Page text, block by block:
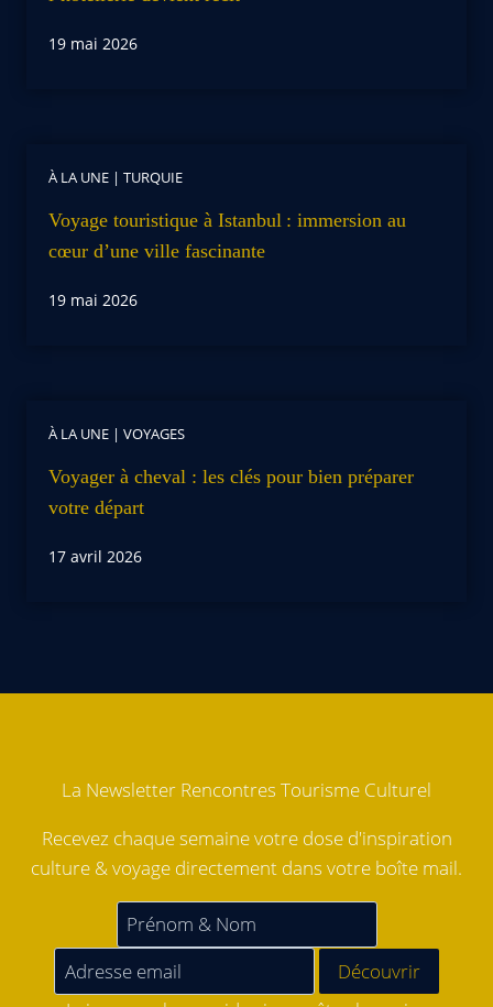
19 mai 2026
À LA UNE | TURQUIE
Voyage touristique à Istanbul : immersion au
cœur d’une ville fascinante
19 mai 2026
À LA UNE | VOYAGES
Voyager à cheval : les clés pour bien préparer
votre départ
17 avril 2026
La Newsletter Rencontres Tourisme Culturel
Recevez chaque semaine votre dose d'inspiration
culture & voyage directement dans votre boîte mail.